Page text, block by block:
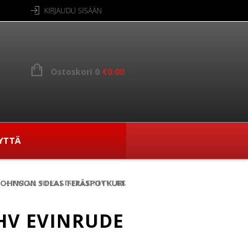
KIRJAUDU SISÄÄN
Ostoskori 0 €0.00
SOLAS TERÄSPOTKURI
PALAA EDELLISELLE SIVULLE
EVINRUDE